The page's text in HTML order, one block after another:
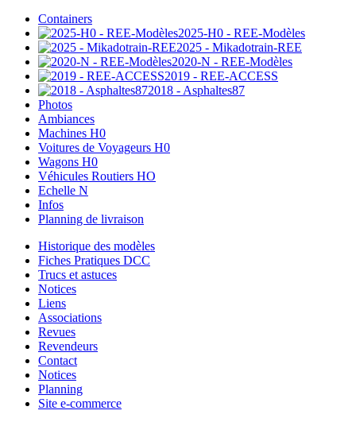
Containers
2025-H0 - REE-Modèles
2025 - Mikadotrain-REE
2020-N - REE-Modèles
2019 - REE-ACCESS
2018 - Asphaltes87
Photos
Ambiances
Machines H0
Voitures de Voyageurs H0
Wagons H0
Véhicules Routiers HO
Echelle N
Infos
Planning de livraison
Historique des modèles
Fiches Pratiques DCC
Trucs et astuces
Notices
Liens
Associations
Revues
Revendeurs
Contact
Notices
Planning
Site e-commerce